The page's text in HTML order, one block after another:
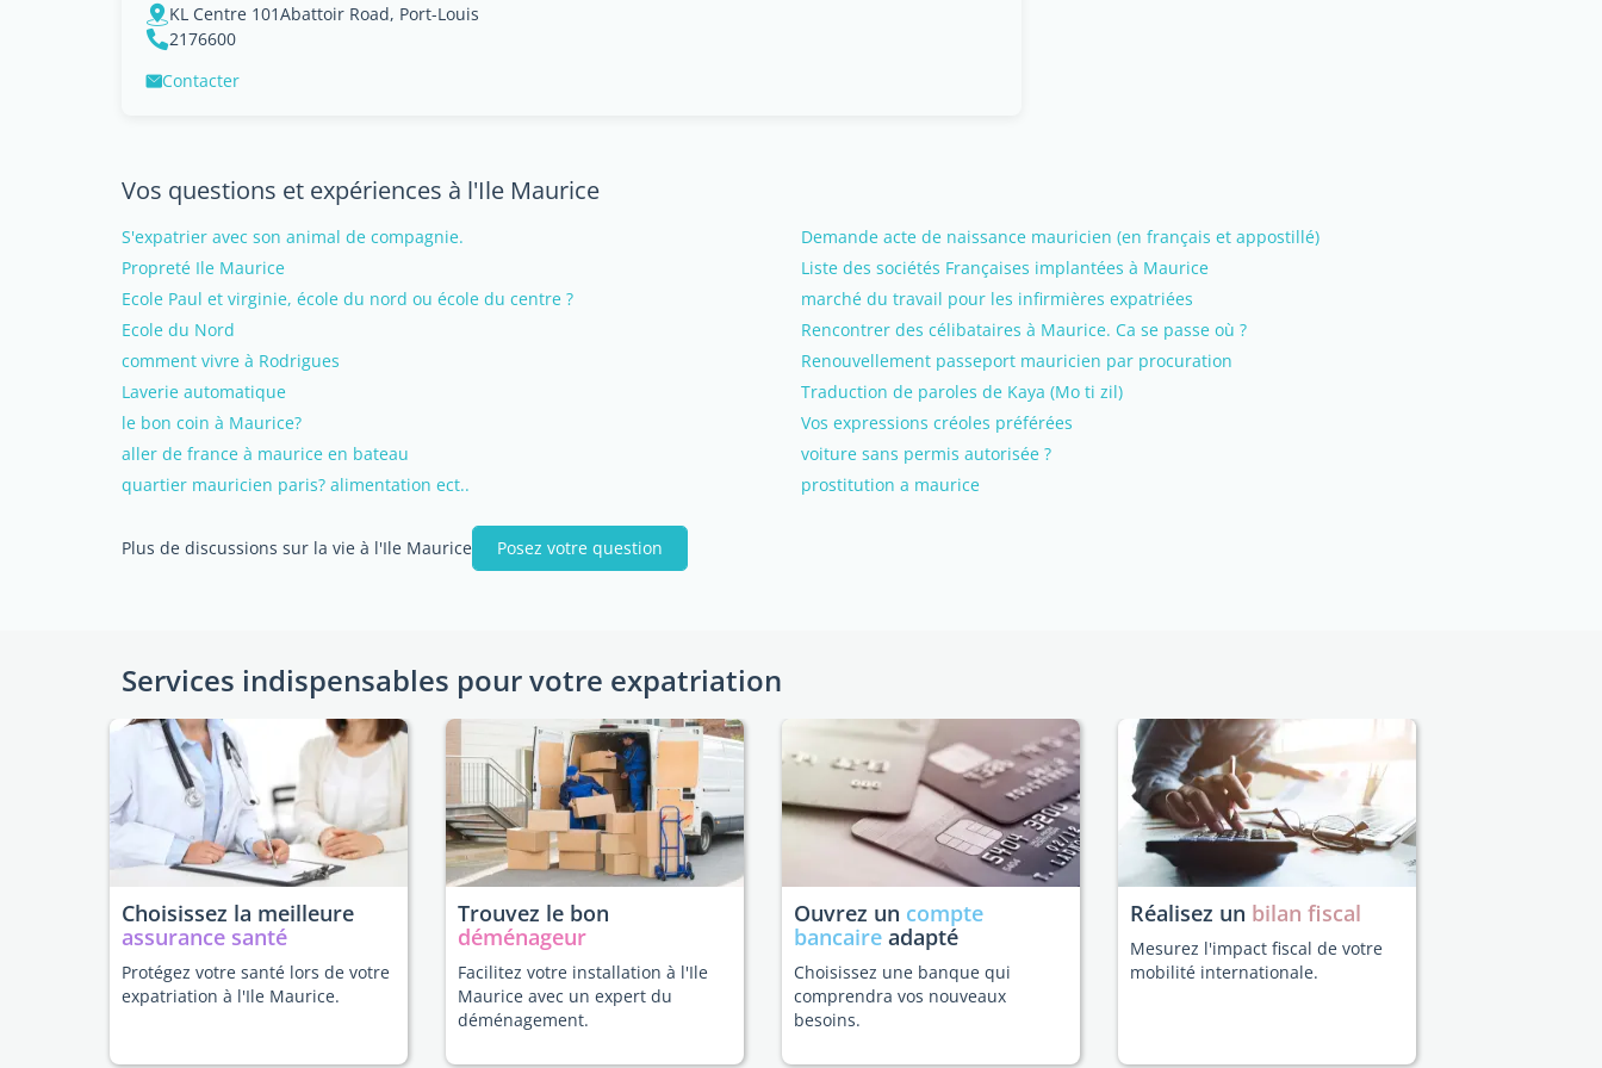
KL Centre 101Abattoir Road, Port-Louis
2176600
Contacter
Vos questions et expériences à l'Ile Maurice
S'expatrier avec son animal de compagnie.
Demande acte de naissance mauricien (en français et appostillé)
Propreté Ile Maurice
Liste des sociétés Françaises implantées à Maurice
Ecole Paul et virginie, école du nord ou école du centre ?
marché du travail pour les infirmières expatriées
Ecole du Nord
Rencontrer des célibataires à Maurice. Ca se passe où ?
comment vivre à Rodrigues
Renouvellement passeport mauricien par procuration
Laverie automatique
Traduction de paroles de Kaya (Mo ti zil)
le bon coin à Maurice?
Vos expressions créoles préférées
aller de france à maurice en bateau
voiture sans permis autorisée ?
quartier mauricien paris? alimentation ect..
prostitution a maurice
Plus de discussions sur la vie à l'Ile Maurice Posez votre question
Services indispensables pour votre expatriation
Choisissez la meilleure
assurance santé
Protégez votre santé lors de votre
expatriation à l'Ile Maurice.
Trouvez le bon
déménageur
Facilitez votre installation à l'Ile
Maurice avec un expert du
déménagement.
Ouvrez un compte
bancaire adapté
Choisissez une banque qui
comprendra vos nouveaux
besoins.
Réalisez un bilan fiscal
Mesurez l'impact fiscal de votre
mobilité internationale.